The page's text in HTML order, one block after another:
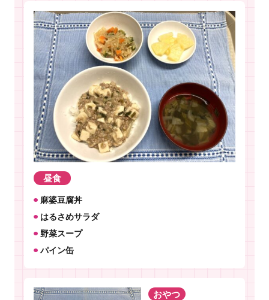
昼食
麻婆豆腐丼
はるさめサラダ
野菜スープ
パイン缶
おやつ